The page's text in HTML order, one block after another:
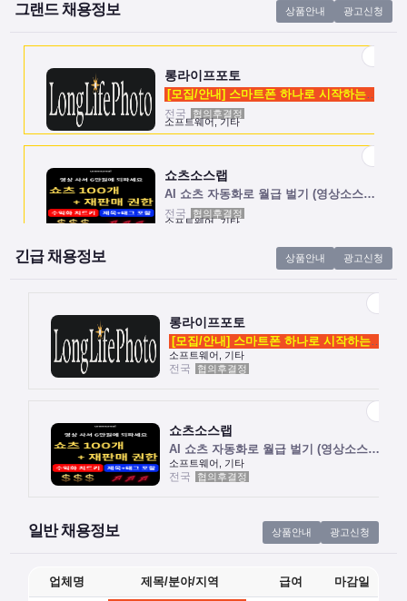
그랜드 채용정보 상품안내 광고신청
롱라이프포토
[모집/안내] 스마트폰 하나로 시작하는 …
소프트웨어, 기타
전국 협의후결정
쇼츠소스랩
AI 쇼츠 자동화로 월급 벌기 (영상소스…
소프트웨어, 기타
전국 협의후결정
[모집/안내] 스마트폰 하나로 시작하는 …
소프트웨어, 기타
쇼츠소스랩
긴급 채용정보 상품안내 광고신청
롱라이프포토
[모집/안내] 스마트폰 하나로 시작하는 …
소프트웨어, 기타
전국
협의후결정
쇼츠소스랩
AI 쇼츠 자동화로 월급 벌기 (영상소스…
소프트웨어, 기타
전국
협의후결정
일반 채용정보 상품안내 광고신청
업체명 제목/분야/지역 급여 마감일